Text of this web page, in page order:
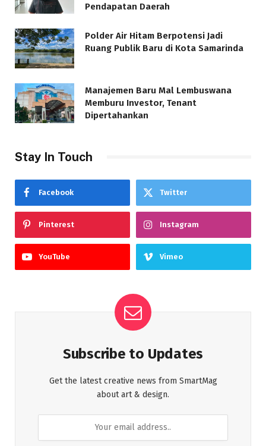
Pendapatan Daerah
Polder Air Hitam Berpotensi Jadi
Ruang Publik Baru di Kota Samarinda
Manajemen Baru Mal Lembuswana
Memburu Investor, Tenant
Dipertahankan
Stay In Touch
Facebook Twitter
Pinterest Instagram
YouTube Vimeo
Subscribe to Updates
Get the latest creative news from SmartMag
about art & design.